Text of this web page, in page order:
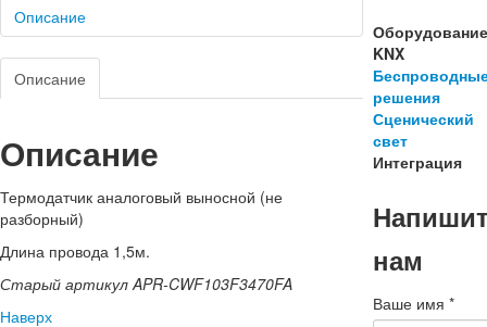
Описание
Описание
Описание
Термодатчик аналоговый выносной (не
разборный)
Длина провода 1,5м.
Старый артикул APR-CWF103F3470FA
Наверх
KNX
решения
Сценический
свет
Интеграция
нам
Ваше имя*